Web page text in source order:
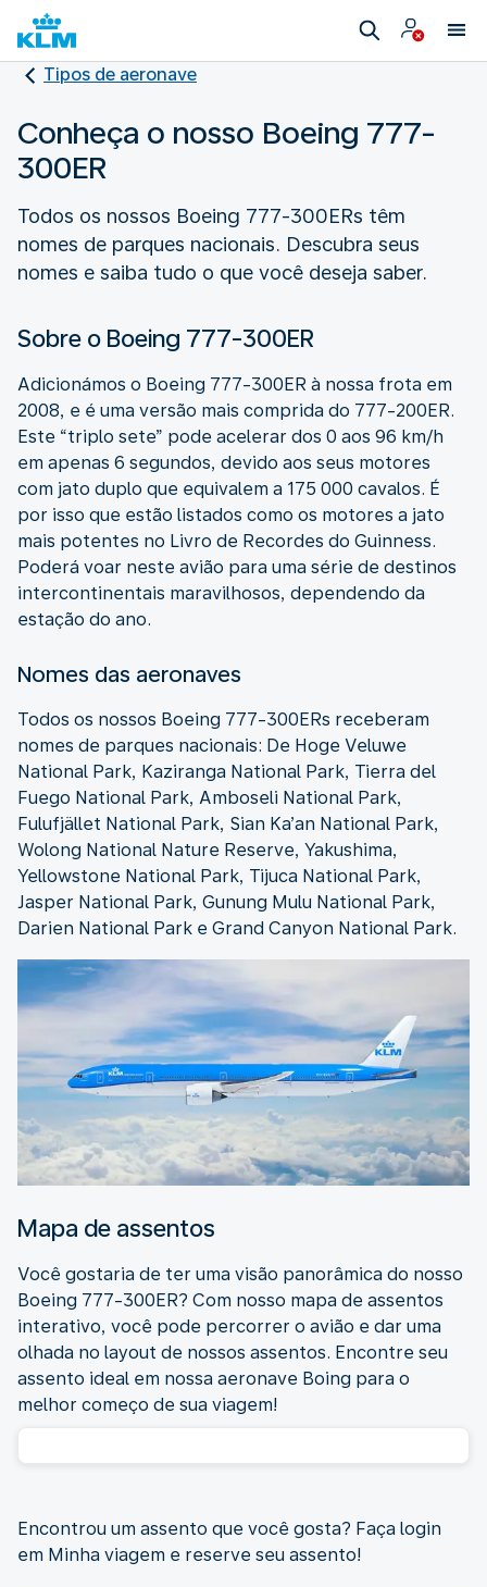
Tipos de aeronave
Conheça o nosso Boeing 777-
300ER
Todos os nossos Boeing 777-300ERs têm
nomes de parques nacionais. Descubra seus
nomes e saiba tudo o que você deseja saber.
Sobre o Boeing 777-300ER
Adicionámos o Boeing 777-300ER à nossa frota em
2008, e é uma versão mais comprida do 777-200ER.
Este “triplo sete” pode acelerar dos 0 aos 96 km/h
em apenas 6 segundos, devido aos seus motores
com jato duplo que equivalem a 175 000 cavalos. É
por isso que estão listados como os motores a jato
mais potentes no Livro de Recordes do Guinness.
Poderá voar neste avião para uma série de destinos
intercontinentais maravilhosos, dependendo da
estação do ano.
Nomes das aeronaves
Todos os nossos Boeing 777-300ERs receberam
nomes de parques nacionais: De Hoge Veluwe
National Park, Kaziranga National Park, Tierra del
Fuego National Park, Amboseli National Park,
Fulufjället National Park, Sian Ka’an National Park,
Wolong National Nature Reserve, Yakushima,
Yellowstone National Park, Tijuca National Park,
Jasper National Park, Gunung Mulu National Park,
Darien National Park e Grand Canyon National Park.
Mapa de assentos
Você gostaria de ter uma visão panorâmica do nosso
Boeing 777-300ER? Com nosso mapa de assentos
interativo, você pode percorrer o avião e dar uma
olhada no layout de nossos assentos. Encontre seu
assento ideal em nossa aeronave Boing para o
melhor começo de sua viagem!
Encontrou um assento que você gosta? Faça login
em Minha viagem e reserve seu assento!